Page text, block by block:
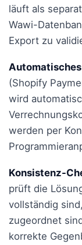
läuft als
Wawi-
Export zu
(Shopify
wird
werden per
Konsistenz-
prüft die
vollständig
zugeordnet
korrekte